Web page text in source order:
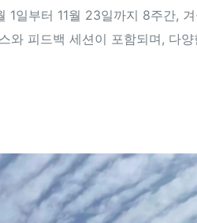
일부터 11월 23일까지 8주간,
와 피드백 세션이 포함되며, 다